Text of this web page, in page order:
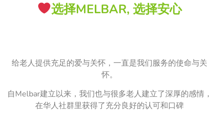
选择MELBAR, 选择安心
给老人提供充足的爱与关怀，一直是我们服务的使命与关
怀。
自Melbar建立以来，我们也与很多老人建立了深厚的感情，
在华人社群里获得了充分良好的认可和口碑